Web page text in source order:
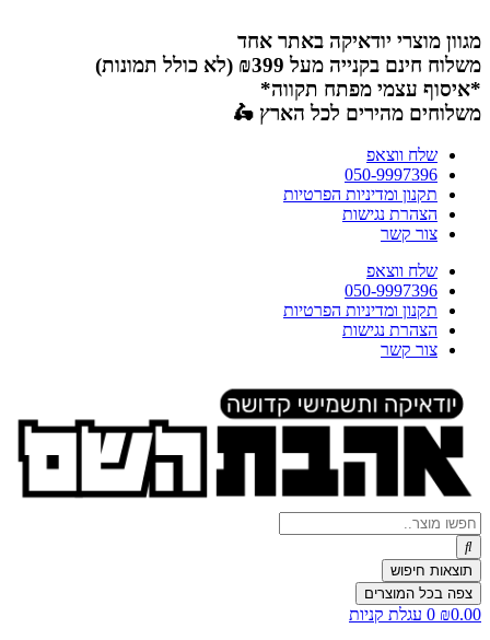
לתוכן
מגוון מוצרי יודאיקה באתר אחד
משלוח חינם בקנייה מעל ₪399 (לא כולל תמונות)
*איסוף עצמי מפתח תקווה*
משלוחים מהירים לכל הארץ 🛵
שלח ווצאפ
050-9997396
תקנון ומדיניות הפרטיות
הצהרת נגישות
צור קשר
שלח ווצאפ
050-9997396
תקנון ומדיניות הפרטיות
הצהרת נגישות
צור קשר
Search
...
תוצאות חיפוש
צפה בכל המוצרים
₪0.00
0 עגלת קניות